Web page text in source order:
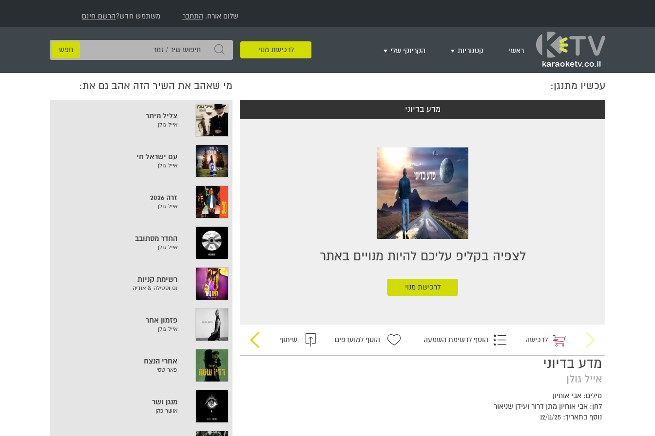
שלום אורח, התחבר משתמש חדש?הרשם חינם
ראשי קטגוריות
שירי רוק/פופ
English songs
שירי ארץ ישראל
שירי אירוויזיון
מסיבת רווקות
שירי ילדים
הקריוקי שלי
+ צור רשימת השמעה חדשה
לרכישת מנוי
חיפוש
שיר
/
זמר
עכשיו מתנגן:
מדע בדיוני
לצפיה בקליפ עליכם להיות מנויים באתר
לרכישת מנוי
לרכישה הוסף לרשימת השמעה הוסף למועדפים שיתוף
מדע בדיוני
אייל גולן
מילים: אבי אוחיון
לחן: אבי אוחיון מתן דרור ועידן שניאור
נוסף בתאריך: 12/11/25
מי שאהב את השיר הזה אהב גם את:
צליל מיתר
אייל גולן
עם ישראל חי
אייל גולן
זרה 2026
אייל גולן
החדר מסתובב
אייל גולן
רשימת קניות
נס וסטילה & אודיה
פזמון אחר
אייל גולן
אחרי הנצח
פאר טסי
מנגן ושר
אושר כהן